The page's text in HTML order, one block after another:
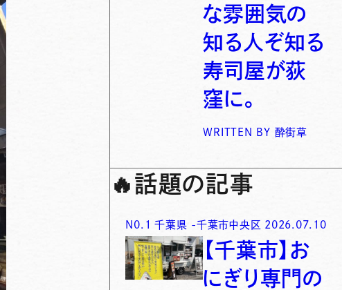
な雰囲気の
知る人ぞ知る
寿司屋が荻
窪に。
WRITTEN BY 酔街草
🔥 話題の記事
N0. 1 千葉県 -千葉市中央区 2026.07.10
【千葉市】お
にぎり専門の